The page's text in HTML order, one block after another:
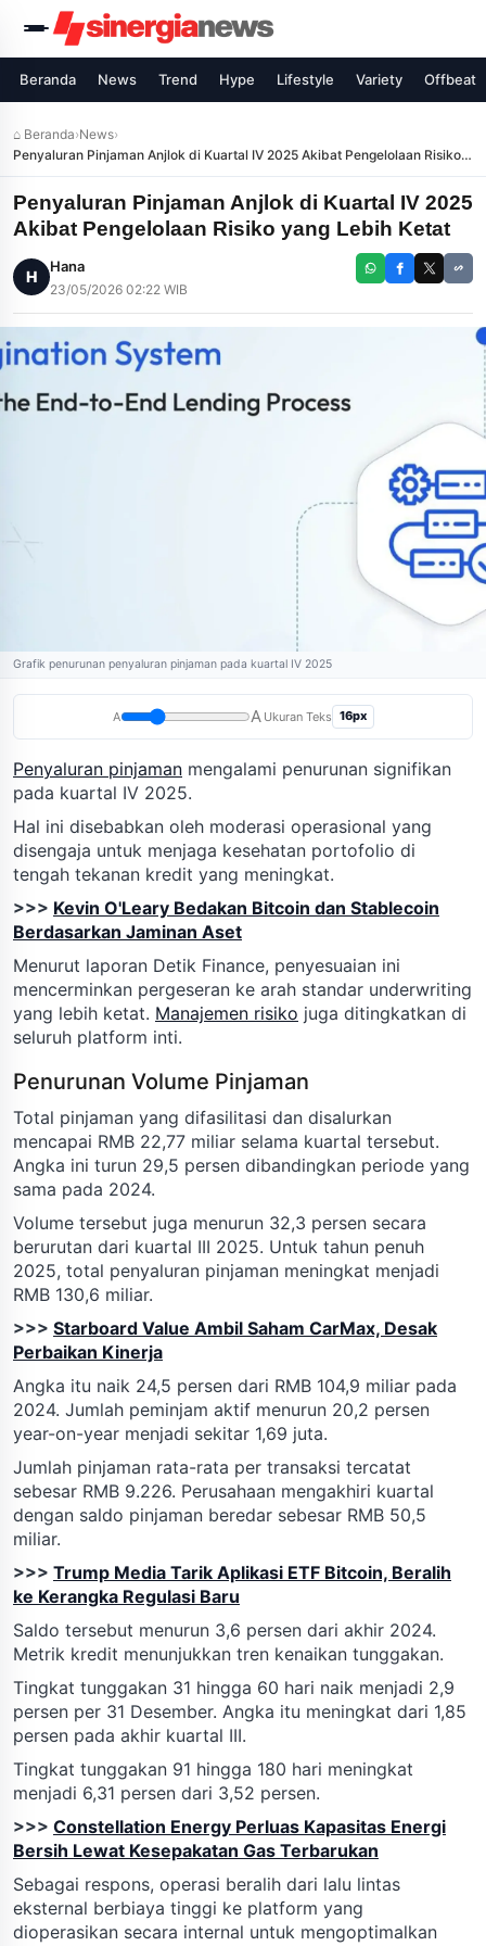
Beranda News Trend Hype Lifestyle Variety Offbeat
⌂ Beranda›News›
Penyaluran Pinjaman Anjlok di Kuartal IV 2025 Akibat Pengelolaan Risiko
yang Lebih Ketat
Penyaluran Pinjaman Anjlok di Kuartal IV 2025
Akibat Pengelolaan Risiko yang Lebih Ketat
H
Hana
23/05/2026 02:22 WIB
Grafik penurunan penyaluran pinjaman pada kuartal IV 2025
A A Ukuran Teks 16px
Penyaluran pinjaman mengalami penurunan signifikan
pada kuartal IV 2025.
Hal ini disebabkan oleh moderasi operasional yang
disengaja untuk menjaga kesehatan portofolio di
tengah tekanan kredit yang meningkat.
>>> Kevin O'Leary Bedakan Bitcoin dan Stablecoin
Berdasarkan Jaminan Aset
Menurut laporan Detik Finance, penyesuaian ini
mencerminkan pergeseran ke arah standar underwriting
yang lebih ketat. Manajemen risiko juga ditingkatkan di
seluruh platform inti.
Penurunan Volume Pinjaman
Total pinjaman yang difasilitasi dan disalurkan
mencapai RMB 22,77 miliar selama kuartal tersebut.
Angka ini turun 29,5 persen dibandingkan periode yang
sama pada 2024.
Volume tersebut juga menurun 32,3 persen secara
berurutan dari kuartal III 2025. Untuk tahun penuh
2025, total penyaluran pinjaman meningkat menjadi
RMB 130,6 miliar.
>>> Starboard Value Ambil Saham CarMax, Desak
Perbaikan Kinerja
Angka itu naik 24,5 persen dari RMB 104,9 miliar pada
2024. Jumlah peminjam aktif menurun 20,2 persen
year-on-year menjadi sekitar 1,69 juta.
Jumlah pinjaman rata-rata per transaksi tercatat
sebesar RMB 9.226. Perusahaan mengakhiri kuartal
dengan saldo pinjaman beredar sebesar RMB 50,5
miliar.
>>> Trump Media Tarik Aplikasi ETF Bitcoin, Beralih
ke Kerangka Regulasi Baru
Saldo tersebut menurun 3,6 persen dari akhir 2024.
Metrik kredit menunjukkan tren kenaikan tunggakan.
Tingkat tunggakan 31 hingga 60 hari naik menjadi 2,9
persen per 31 Desember. Angka itu meningkat dari 1,85
persen pada akhir kuartal III.
Tingkat tunggakan 91 hingga 180 hari meningkat
menjadi 6,31 persen dari 3,52 persen.
>>> Constellation Energy Perluas Kapasitas Energi
Bersih Lewat Kesepakatan Gas Terbarukan
Sebagai respons, operasi beralih dari lalu lintas
eksternal berbiaya tinggi ke platform yang
dioperasikan secara internal untuk mengoptimalkan